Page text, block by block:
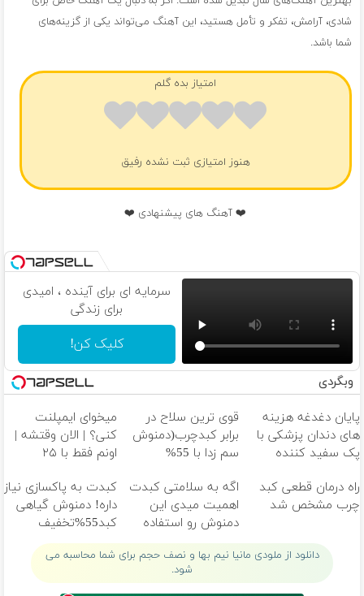
شادی، آرامش، تفکر و تأمل هستید، این آهنگ می‌تواند یکی از گزینه‌های
شما باشد.
امتیاز بده گلم
هنوز امتیازی ثبت نشده رفیق
❤️ آهنگ های پیشنهادی ❤️
سرمایه ای برای آینده ، امیدی
برای زندگی
کلیک کن!
وبگردی
پایان دغدغه هزینه
های دندان پزشکی با
پک سفید کننده
قوی ترین سلاح در
برابر کبدچرب(دمنوش
سم زدا با 55%
میخوای ایمپلنت
کنی؟ | الان وقتشه |
اونم فقط با ۲۵
راه درمان قطعی کبد
چرب مشخص شد
اگه به سلامتی کبدت
اهمیت میدی این
دمنوش رو استفاده
کن
کبدت به پاکسازی نیاز
داره! دمنوش گیاهی
کبد55%تخفیف
دانلود از ملودی مانیا نیم بها و نصف حجم برای شما محاسبه می
شود.